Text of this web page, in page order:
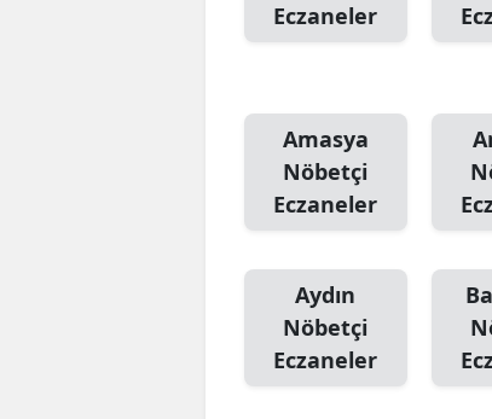
Eczaneler
Amasya
Nöbetçi
Eczaneler
Aydın
Nöbetçi
Eczaneler